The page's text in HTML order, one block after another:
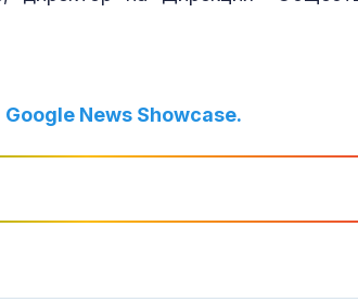
Google News Showcase.